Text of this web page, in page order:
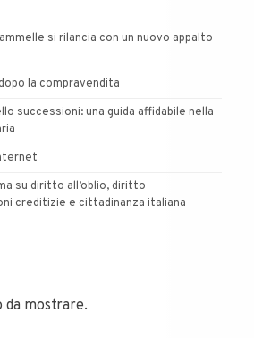
si rilancia con un nuovo appalto
la compravendita
successioni: una guida affidabile nella
su diritto all’oblio, diritto
creditizie e cittadinanza italiana
da mostrare.